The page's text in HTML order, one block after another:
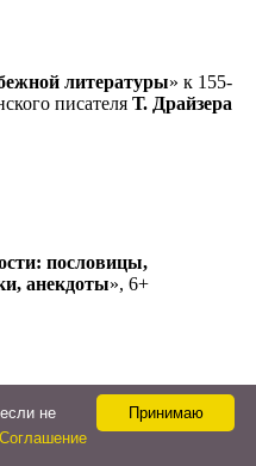
литературы» к 155-
писателя Т. Драйзера
пословицы,
анекдоты», 6+
к школе», 6+
Принимаю
не
Соглашение